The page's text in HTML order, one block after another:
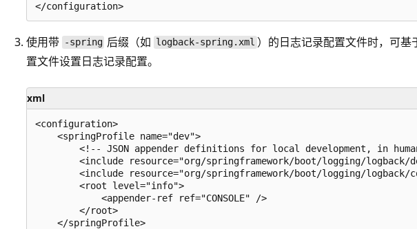
使用带 -spring 后缀（如 logback-spring.xml ）的日志记录配置文件时，可
置文件设置日志记录配置。
xml
<configuration>
    <springProfile name="dev">
<!-- JSON appender definitions for local development, in
<include resource="org/springframework/boot/logging/logback/
<include resource="org/springframework/boot/logging/logback/
        <root level="info">
            <appender-ref ref="CONSOLE" />
        </root>
    </springProfile>